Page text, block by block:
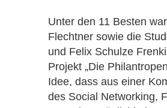
Unter den 11 Besten
Flechtner sowie die
und Felix Schulze
Projekt „Die
Idee, dass aus einer
des Social Networking,